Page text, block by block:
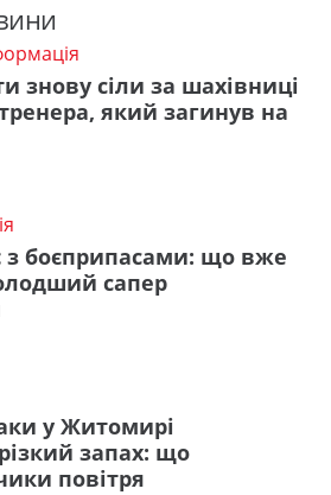
знову сіли за шахівниці
який загинув на
з боєприпасами: що вже
сапер
у Житомирі
запах: що
повітря